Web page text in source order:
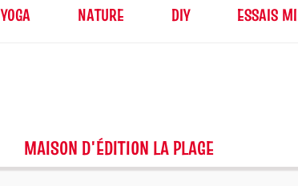
YOGA NATURE DIY ESSAIS
MAISON D'ÉDITION LA PLAGE